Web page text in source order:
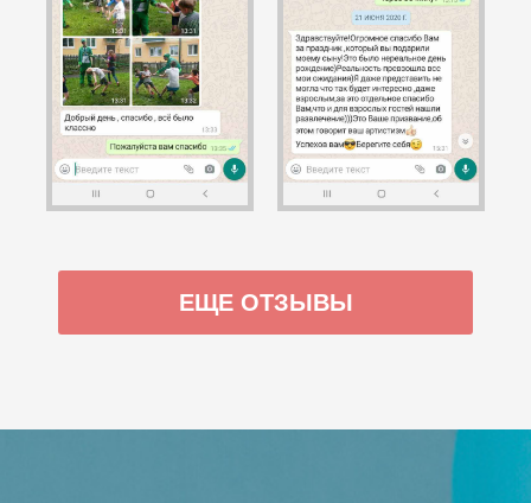
ЕЩЕ ОТЗЫВЫ